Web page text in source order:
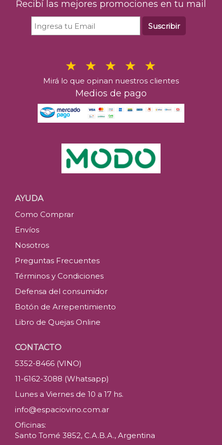
Recibí las mejores promociones en tu mail
Suscribir
Mirá lo que opinan nuestros clientes
Medios de pago
AYUDA
Como Comprar
Envíos
Nosotros
Preguntas Frecuentes
Términos y Condiciones
Defensa del consumidor
Botón de Arrepentimiento
Libro de Quejas Online
CONTACTO
5352-8466 (VINO)
11-6162-3088 (Whatsapp)
Lunes a Viernes de 10 a 17 hs.
info@espaciovino.com.ar
Oficinas:
Santo Tomé 3852, C.A.B.A., Argentina